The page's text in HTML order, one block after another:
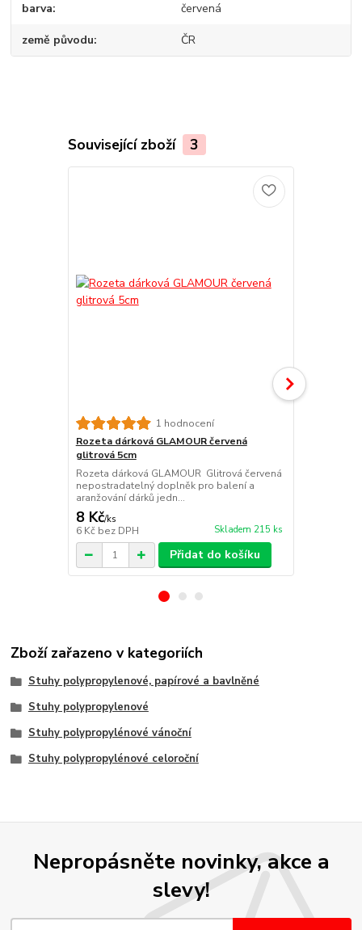
barva červená
země původu ČR
Související zboží 3
1 hodnocení
Rozeta dárková GLAMOUR červená
glitrová 5cm
Rozeta dárková GLAMOUR Glitrová červená
nepostradatelný doplněk pro balení a
aranžování dárků jedn...
8 Kč/ks
6 Kč bez DPH Skladem 215 ks
Přidat do košíku
Zboží zařazeno v kategoriích
Stuhy polypropylenové, papírové a bavlněné
Stuhy polypropylenové
Stuhy polypropylénové vánoční
Stuhy polypropylénové celoroční
Nepropásněte novinky, akce a
slevy!